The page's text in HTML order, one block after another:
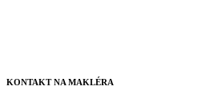
KONTAKT NA MAKLÉRA